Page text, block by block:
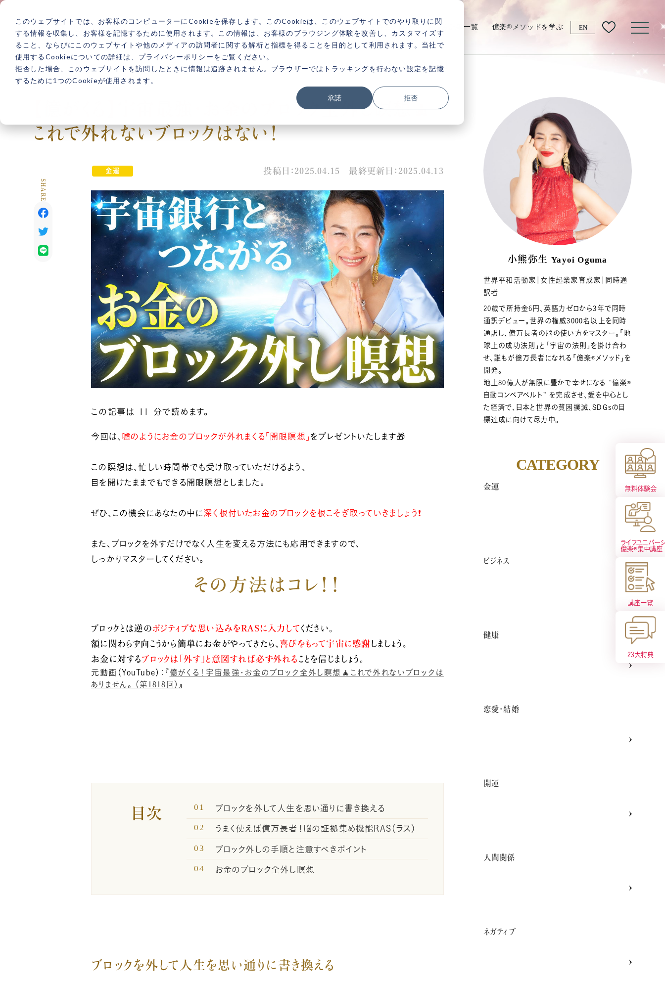
このウェブサイトでは、お客様のコンピューターにCookieを保存します。このCookieは、このウェブサイトでのやり取りに関
する情報を収集し、お客様を記憶するために使用されます。この情報は、お客様のブラウジング体験を改善し、カスタマイズす
ること、ならびにこのウェブサイトや他のメディアの訪問者に関する解析と指標を得ることを目的として利用されます。当社で
使用するCookieについての詳細は、プライバシーポリシーをご覧ください。
拒否した場合、このウェブサイトを訪問したときに情報は追跡されません。ブラウザーではトラッキングを行わない設定を記憶
するために1つのCookieが使用されます。
承諾 拒否
小熊弥生公式メディアサイト
小熊弥生とは？ お悩み記事一覧 億楽®メソッドを学ぶ EN
いつだって
お悩みテーマ
恋愛・結婚
人間関係
ネガティブ
セルフラブ
家族関係
マインド
英語
成功者の億楽®スト
ーリー
その他
記事検索
人気記事一覧
新億楽®マインド講座
新億楽®マインド マスターコーチ講座
新億楽®ビジネスAI講座
インフルエンサー講座
新速ペラ®English講座
速通訳起業講座
いきなりツインレイ講座
ボディデザインプログラム
イベントギャラリー
YouTubeで毎日億楽®ライブ
配信中！
無料体験会
ライフユニバー
億楽®︎集中講座
講座一覧
23大特典
【億がくる】宇宙最強・お金のブロック全外し瞑想🧘
これで外れないブロックはない！
金運 投稿日：2025.04.15 最終更新日：2025.04.13
この記事は 11 分で読めます。
今回は、 嘘のようにお金のブロックが外れまくる「開眼瞑想」 をプレゼントいたします🎁
この瞑想は、忙しい時間帯でも受け取っていただけるよう、
目を開けたままでもできる開眼瞑想としました。
ぜひ、この機会にあなたの中に深く根付いたお金のブロックを根こそぎ取っていきましょう❗
また、ブロックを外すだけでなく人生を変える方法にも応用できますので、
しっかりマスターしてください。
その方法はコレ！！
ブロックとは逆のポジティブな思い込みをRASに入力してください。
額に関わらず向こうから簡単にお金がやってきたら、喜びをもって宇宙に感謝 しましょう。
お金に対するブロックは「外す」と意図すれば必ず外れる ことを信じましょう。
元動画（YouTube）：『億がくる！宇宙最強・お金のブロック全外し瞑想🧘これで外れないブロックは
ありません。 （第1818回） 』
目次 ブロックを外して人生を思い通りに書き換える
うまく使えば億万長者！脳の証拠集め機能RAS（ラス）
ブロック外しの手順と注意すべきポイント
お金のブロック全外し瞑想
ブロックを外して人生を思い通りに書き換える
小熊弥生 Yayoi Oguma
世界平和活動家｜女性起業家育成家｜同時通
訳者
20歳で所持金6円、英語力ゼロから3年で同時
通訳デビュー。世界の権威3000名以上を同時
通訳し、億万長者の脳の使い方をマスター。「地
球上の成功法則」と「宇宙の法則」を掛け合わ
せ、誰もが億万長者になれる「億楽®︎メソッド」を
開発。
地上80億人が無限に豊かで幸せになる “億楽®
自動コンベアベルト” を完成させ、愛を中心とし
た経済で、日本と世界の貧困撲滅、SDGsの目
標達成に向けて尽力中。
CATEGORY
金運
ビジネス
健康
恋愛・結婚
開運
人間関係
ネガティブ